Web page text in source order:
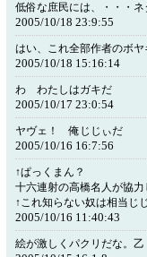
低俗な庶民には、・・・
2005/10/18 23:9:55
はい、これ全部作者のボヤ
2005/10/18 15:16:14
わ わたしはガキだ
2005/10/17 23:0:54
ヤヴェ！ 俺じじぃだ
2005/10/16 16:7:56
↑ぱっくまん？
十六連射の高橋名人が協力
↑これ知らない奴は相当じ
2005/10/16 11:40:43
絵が激しくパクリだな。乙